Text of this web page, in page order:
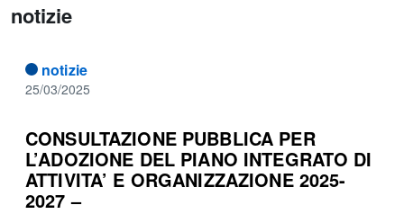
notizie
notizie
25/03/2025
CONSULTAZIONE PUBBLICA PER
L’ADOZIONE DEL PIANO INTEGRATO DI
ATTIVITA’ E ORGANIZZAZIONE 2025-
2027 –